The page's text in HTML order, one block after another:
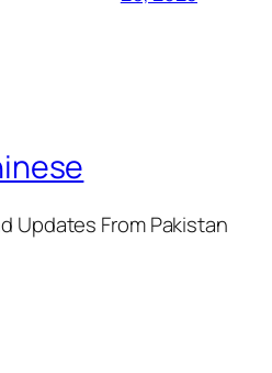
Updates From Pakistan